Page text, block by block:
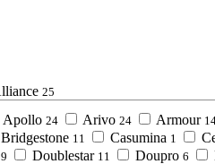
25
Apollo 24 Arivo 24 Armour
Bridgestone 11 Casumina 1
Doublestar 11 Doupro 6